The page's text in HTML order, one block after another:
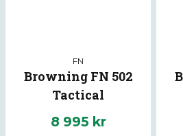
FN
Browning FN 502
Tactical
8 995 kr